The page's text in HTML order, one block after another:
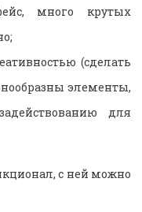
много крутых
(сделать
элементы,
для
с ней можно